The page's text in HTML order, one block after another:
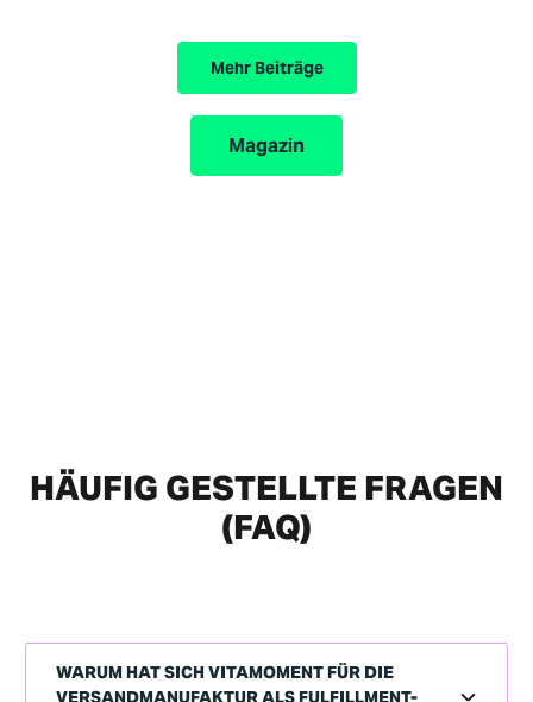
Mehr Beiträge
Magazin
HÄUFIG GESTELLTE FRAGEN
(FAQ)
WARUM HAT SICH VITAMOMENT FÜR DIE
VERSANDMANUFAKTUR ALS FULFILLMENT-